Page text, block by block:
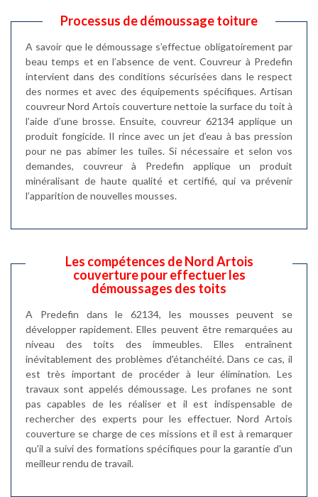
Processus de démoussage toiture
A savoir que le démoussage s’effectue obligatoirement par
beau temps et en l’absence de vent. Couvreur à Predefin
intervient dans des conditions sécurisées dans le respect
des normes et avec des équipements spécifiques. Artisan
couvreur Nord Artois couverture nettoie la surface du toit à
l’aide d’une brosse. Ensuite, couvreur 62134 applique un
produit fongicide. Il rince avec un jet d’eau à bas pression
pour ne pas abimer les tuiles. Si nécessaire et selon vos
demandes, couvreur à Predefin applique un produit
minéralisant de haute qualité et certifié, qui va prévenir
l’apparition de nouvelles mousses.
Les compétences de Nord Artois
couverture pour effectuer les
démoussages des toits
A Predefin dans le 62134, les mousses peuvent se
développer rapidement. Elles peuvent être remarquées au
niveau des toits des immeubles. Elles entraînent
inévitablement des problèmes d'étanchéité. Dans ce cas, il
est très important de procéder à leur élimination. Les
travaux sont appelés démoussage. Les profanes ne sont
pas capables de les réaliser et il est indispensable de
rechercher des experts pour les effectuer. Nord Artois
couverture se charge de ces missions et il est à remarquer
qu'il a suivi des formations spécifiques pour la garantie d'un
meilleur rendu de travail.